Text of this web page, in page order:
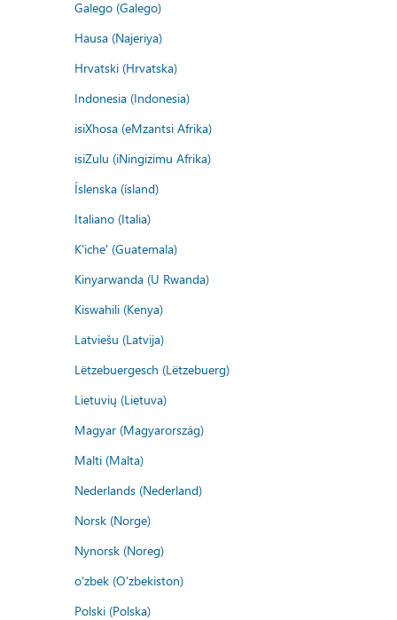
Galego (Galego)
Hausa (Najeriya)
Hrvatski (Hrvatska)
Indonesia (Indonesia)
isiXhosa (eMzantsi Afrika)
isiZulu (iNingizimu Afrika)
Íslenska (ísland)
Italiano (Italia)
K'iche' (Guatemala)
Kinyarwanda (U Rwanda)
Kiswahili (Kenya)
Latviešu (Latvija)
Lëtzebuergesch (Lëtzebuerg)
Lietuvių (Lietuva)
Magyar (Magyarország)
Malti (Malta)
Nederlands (Nederland)
Norsk (Norge)
Nynorsk (Noreg)
o'zbek (O'zbekiston)
Polski (Polska)